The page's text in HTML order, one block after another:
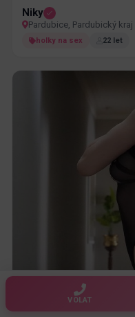
Niky
Pardubice, Pardubický kraj
holky na sex 22 let
Pardubice, Pardubický kraj
VOLAT